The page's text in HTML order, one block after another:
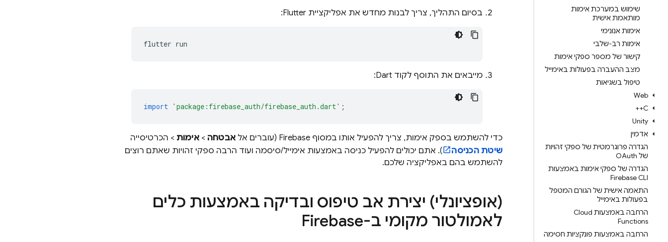
שימוש במערכת אימות
מותאמת אישית
אימות אנונימי
אימות רב-שלבי
קישור של מספר ספקי אימות
מצב ההעברה בפעולות באימייל
טיפול בשגיאות
Web
C++
Unity
אדמין
הגדרה פרוגרמטית של ספקי זהויות
של OAuth
הגדרה של ספקי אימות באמצעות
Firebase CLI
התאמה אישית של הגורם המטפל
בפעולות באימייל
הרחבה באמצעות Cloud
Functions
הרחבה באמצעות פונקציות חסימה
בסיום התהליך, צריך לבנות מחדש את אפליקציית Flutter:
flutter
מייבאים את התוסף לקוד Dart:
import 'package:firebase_auth/firebase_auth.dart' ;
כדי להשתמש בספק אימות, צריך להפעיל אותו במסוף Firebase (עוברים אל אבטחה >אימות > הכרטיסייה
שיטת הכניסה
). אתם יכולים להפעיל כניסה באמצעות אימייל/סיסמה ועוד הרבה ספקי זהויות שאתם רוצים
להשתמש בהם באפליקציה שלכם.
(אופציונלי) יצירת אב טיפוס ובדיקה באמצעות כלים
לאמולטור מקומי ב-Firebase